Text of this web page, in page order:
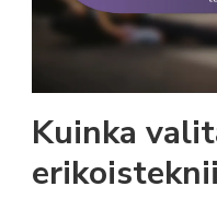
Kuinka